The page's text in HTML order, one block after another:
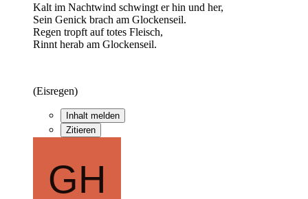
Kalt im Nachtwind schwingt er hin und her,
Sein Genick brach am Glockenseil.
Regen tropft auf totes Fleisch,
Rinnt herab am Glockenseil.
(Eisregen)
Inhalt melden
Zitieren